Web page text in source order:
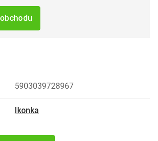
5903039728967
Ikonka